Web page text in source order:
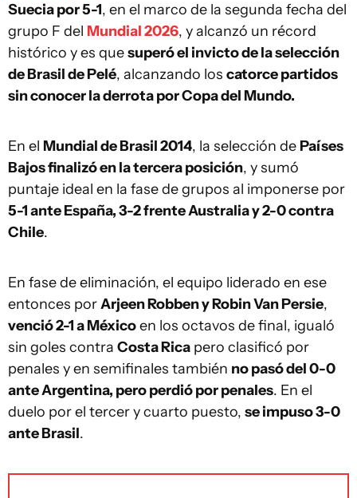
Suecia por 5-1, en el marco de la segunda fecha del
grupo F del Mundial 2026, y alcanzó un récord
histórico y es quesuperó el invicto de la selección
de Brasil de Pelé, alcanzando los catorce partidos
sin conocer la derrota por Copa del Mundo.
En el Mundial de Brasil 2014, la selección de Países
Bajos finalizó en la tercera posición, y sumó
puntaje ideal en la fase de grupos al imponerse por
5-1 ante España, 3-2 frente Australia y 2-0 contra
Chile.
En fase de eliminación, el equipo liderado en ese
entonces porArjeen Robben y Robin Van Persie,
venció 2-1 a Méxicoen los octavos de final, igualó
sin goles contra Costa Rica pero clasificó por
penales y en semifinales también no pasó del 0-0
ante Argentina, pero perdió por penales. En el
duelo por el tercer y cuarto puesto, se impuso 3-0
ante Brasil.